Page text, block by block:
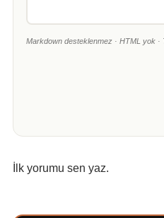
Markdown desteklenmez · HTML yok ·
İlk yorumu sen yaz.